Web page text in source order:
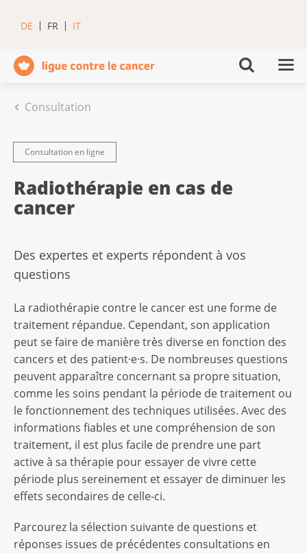
DE FR IT
Consultation
Consultation en ligne
Radiothérapie en cas de
cancer
Des expertes et experts répondent à vos
questions
La radiothérapie contre le cancer est une forme de
traitement répandue. Cependant, son application
peut se faire de manière très diverse en fonction des
cancers et des patient·e·s. De nombreuses questions
peuvent apparaître concernant sa propre situation,
comme les soins pendant la période de traitement ou
le fonctionnement des techniques utilisées. Avec des
informations fiables et une compréhension de son
traitement, il est plus facile de prendre une part
active à sa thérapie pour essayer de vivre cette
période plus sereinement et essayer de diminuer les
effets secondaires de celle-ci.
Parcourez la sélection suivante de questions et
réponses issues de précédentes consultations en